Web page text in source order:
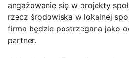
angażowanie się w projekty
rzecz środowiska w lokalnej
firma będzie postrzegana jako
partner.